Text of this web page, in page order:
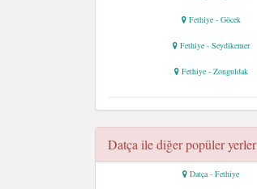
Fethiye - Göcek
Fethiye - Seydikemer
Fethiye - Zonguldak
Datça ile diğer popüler yerler
Datça - Fethiye